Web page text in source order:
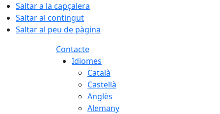
Saltar a la capçalera
Saltar al contingut
Saltar al peu de pàgina
Contacte
Idiomes
Català
Castellà
Anglès
Alemany